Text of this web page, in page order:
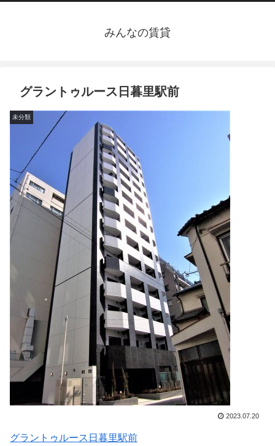
みんなの賃貸
グラントゥルース日暮里駅前
未分類
2023.07.20
グラントゥルース日暮里駅前